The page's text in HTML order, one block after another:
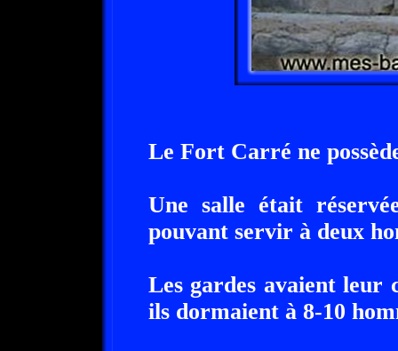
Le Fort Carré ne
Une salle était
pouvant servir à deux
Les gardes avaient
ils dormaient à 8-10